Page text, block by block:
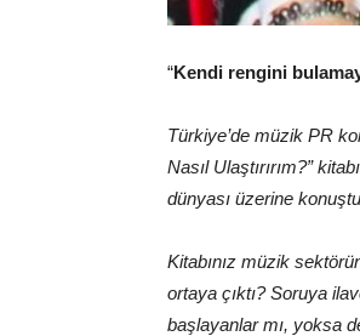
“Kendi rengini
Türkiye’de müzik PR
Nasıl Ulaştırırım?”
dünyası üzerine
Kitabınız müzik
ortaya çıktı? Soruya
başlayanlar mı, yoksa